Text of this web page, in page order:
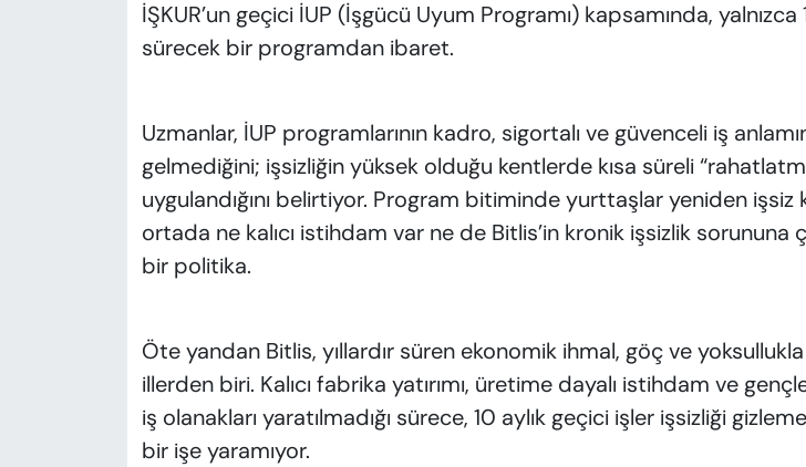
İŞKUR’un geçici İUP (İşgücü Uyum Programı) kapsamında, yalnızca
sürecek bir programdan ibaret.
Uzmanlar, İUP programlarının kadro, sigortalı ve güvenceli iş
gelmediğini; işsizliğin yüksek olduğu kentlerde kısa süreli
uygulandığını belirtiyor. Program bitiminde yurttaşlar yeniden işsiz
ortada ne kalıcı istihdam var ne de Bitlis’in kronik işsizlik sorununa
bir politika.
Öte yandan Bitlis, yıllardır süren ekonomik ihmal, göç ve yoksullukla
illerden biri. Kalıcı fabrika yatırımı, üretime dayalı istihdam ve
iş olanakları yaratılmadığı sürece, 10 aylık geçici işler işsizliği
bir işe yaramıyor.